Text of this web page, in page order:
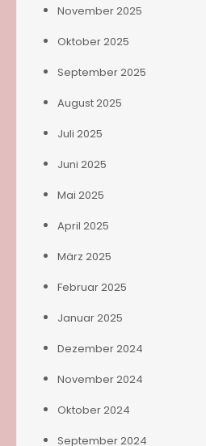
November 2025
Oktober 2025
September 2025
August 2025
Juli 2025
Juni 2025
Mai 2025
April 2025
März 2025
Februar 2025
Januar 2025
Dezember 2024
November 2024
Oktober 2024
September 2024